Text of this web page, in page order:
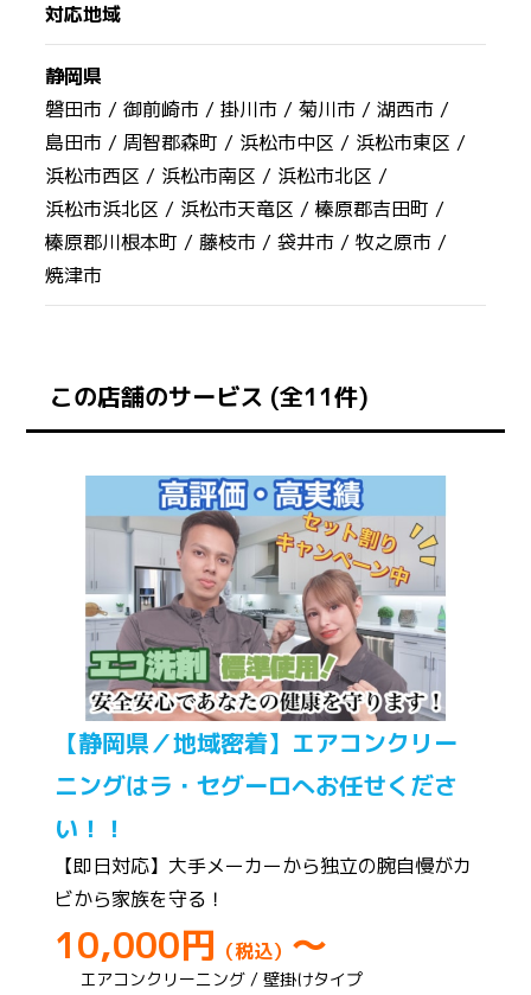
対応地域
静岡県
磐田市 /御前崎市 /掛川市 /菊川市 /湖西市 /
島田市 /周智郡森町 / 浜松市中区 / 浜松市東区 /
浜松市西区 / 浜松市南区 / 浜松市北区 /
浜松市浜北区 / 浜松市天竜区 /榛原郡吉田町 /
榛原郡川根本町 /藤枝市 /袋井市 /牧之原市 /
焼津市
この店舗のサービス (全11件)
【静岡県／地域密着】エアコンクリー
ニングはラ・セグーロへお任せくださ
い！！
【即日対応】大手メーカーから独立の腕自慢がカ
ビから家族を守る！
10,000円 （税込） ～
エアコンクリーニング / 壁掛けタイプ